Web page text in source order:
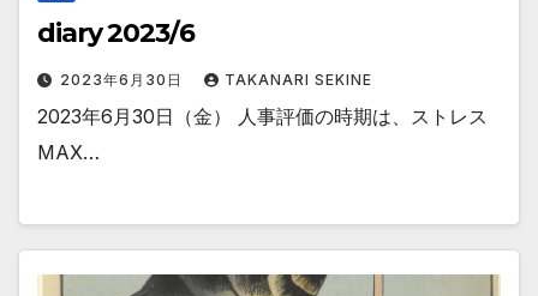
diary 2023/6
2023年6月30日 TAKANARI SEKINE
2023年6月30日（金） 人事評価の時期は、ストレス
MAX…